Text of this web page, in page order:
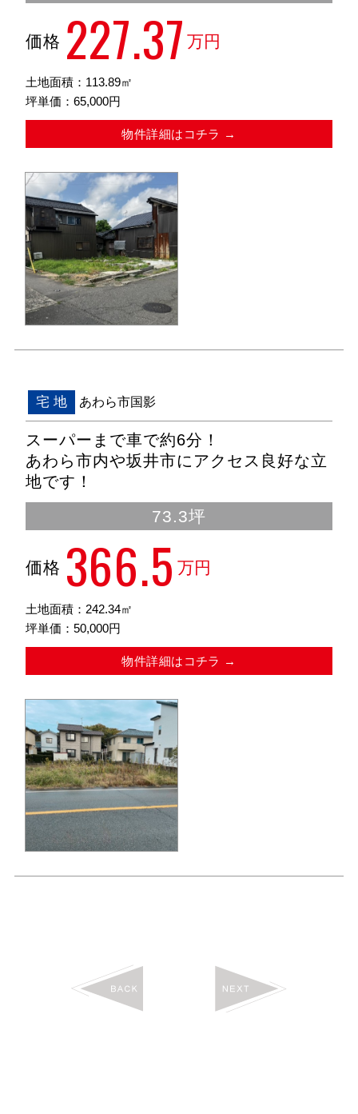
価格 227.37 万円
土地面積：113.89㎡
坪単価：65,000円
物件詳細はコチラ →
宅 地 あわら市国影
スーパーまで車で約6分！
あわら市内や坂井市にアクセス良好な立
地です！
73.3坪
価格 366.5 万円
土地面積：242.34㎡
坪単価：50,000円
物件詳細はコチラ →